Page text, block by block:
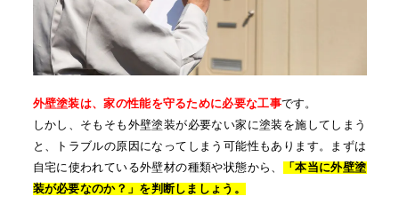
外壁塗装は、家の性能を守るために必要な工事です。
しかし、そもそも外壁塗装が必要ない家に塗装を施してしまう
と、トラブルの原因になってしまう可能性もあります。まずは
自宅に使われている外壁材の種類や状態から、
「本当に外壁塗
装が必要なのか？」を判断しましょう。